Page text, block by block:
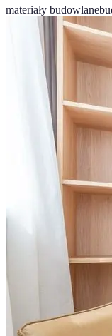
materiały budowlane